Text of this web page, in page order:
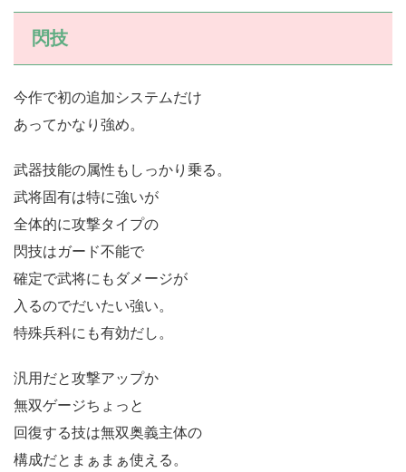
閃技
今作で初の追加システムだけ
あってかなり強め。
武器技能の属性もしっかり乗る。
武将固有は特に強いが
全体的に攻撃タイプの
閃技はガード不能で
確定で武将にもダメージが
入るのでだいたい強い。
特殊兵科にも有効だし。
汎用だと攻撃アップか
無双ゲージちょっと
回復する技は無双奥義主体の
構成だとまぁまぁ使える。